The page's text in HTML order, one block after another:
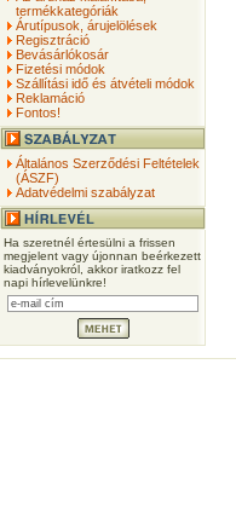
termékkategóriák
Árutípusok, árujelölések
Regisztráció
Bevásárlókosár
Fizetési módok
Szállítási idő és átvételi módok
Reklamáció
Fontos!
Általános Szerződési Feltételek
(ÁSZF)
Adatvédelmi szabályzat
Ha szeretnél értesülni a frissen
megjelent vagy újonnan beérkezett
kiadványokról, akkor iratkozz fel
napi hírlevelünkre!